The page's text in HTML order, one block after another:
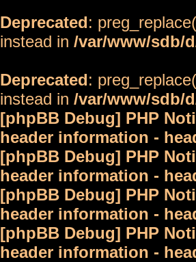
Deprecated:
instead in /var/www/sdb/
Deprecated:
instead in /var/www/sdb/
[phpBB Debug] PHP
header information -
[phpBB Debug] PHP
header information -
[phpBB Debug] PHP
header information -
[phpBB Debug] PHP
header information -